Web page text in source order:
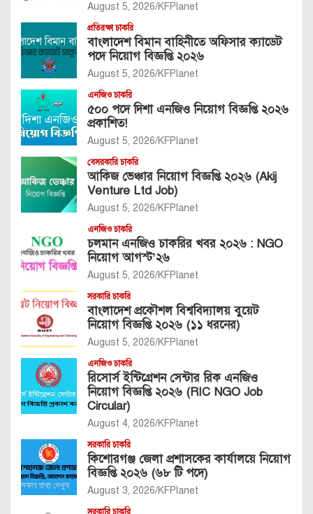
August 5, 2026 KFPlanet
প্রতিরক্ষা চাকরি
বাংলাদেশ বিমান বাহিনীতে অফিসার ক্যাডেট
পদে নিয়োগ বিজ্ঞপ্তি ২০২৬
August 5, 2026 KFPlanet
এনজিও চাকরি
৫০০ পদে দিশা এনজিও নিয়োগ বিজ্ঞপ্তি ২০২৬
প্রকাশিত!
August 5, 2026 KFPlanet
বেসরকারি চাকরি
আকিজ ভেঞ্চার নিয়োগ বিজ্ঞপ্তি ২০২৬ (Akij
Venture Ltd Job)
August 5, 2026 KFPlanet
এনজিও চাকরি
চলমান এনজিও চাকরির খবর ২০২৬ : NGO
নিয়োগ আগস্ট’২৬
August 5, 2026 KFPlanet
সরকারি চাকরি
বাংলাদেশ প্রকৌশল বিশ্ববিদ্যালয় বুয়েট
নিয়োগ বিজ্ঞপ্তি ২০২৬ (১১ ধরনের)
August 5, 2026 KFPlanet
এনজিও চাকরি
রিসোর্স ইন্টিগ্রেশন সেন্টার রিক এনজিও
নিয়োগ বিজ্ঞপ্তি ২০২৬ (RIC NGO Job
Circular)
August 4, 2026 KFPlanet
সরকারি চাকরি
কিশোরগঞ্জ জেলা প্রশাসকের কার্যালয়ে নিয়োগ
বিজ্ঞপ্তি ২০২৬ (৬৮ টি পদে)
August 3, 2026 KFPlanet
সরকারি চাকরি